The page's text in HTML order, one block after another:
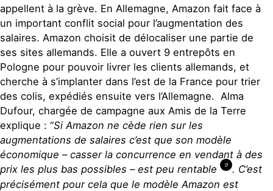
appellent à la grève. En Allemagne, Amazon fait face à
un important conflit social pour l’augmentation des
salaires. Amazon choisit de délocaliser une partie de
ses sites allemands. Elle a ouvert 9 entrepôts en
Pologne pour pouvoir livrer les clients allemands, et
cherche à s’implanter dans l’est de la France pour trier
des colis, expédiés ensuite vers l’Allemagne. Alma
Dufour, chargée de campagne aux Amis de la Terre
explique : “Si Amazon ne cède rien sur les
augmentations de salaires c’est que son modèle
économique – casser la concurrence en vendant à des
prix les plus bas possibles – est peu rentable
9 . C’est
précisément pour cela que le modèle Amazon est